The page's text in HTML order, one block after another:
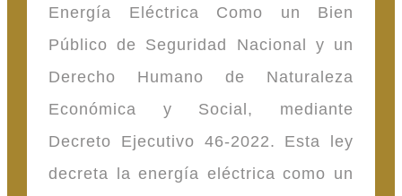
Energía Eléctrica Como un Bien
Público de Seguridad Nacional y un
Derecho Humano de Naturaleza
Económica y Social, mediante
Decreto Ejecutivo 46-2022. Esta ley
decreta la energía eléctrica como un